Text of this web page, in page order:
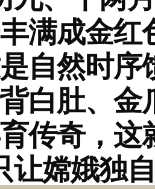
满成金
自然时
白肚、
传奇，
让嫦娥独